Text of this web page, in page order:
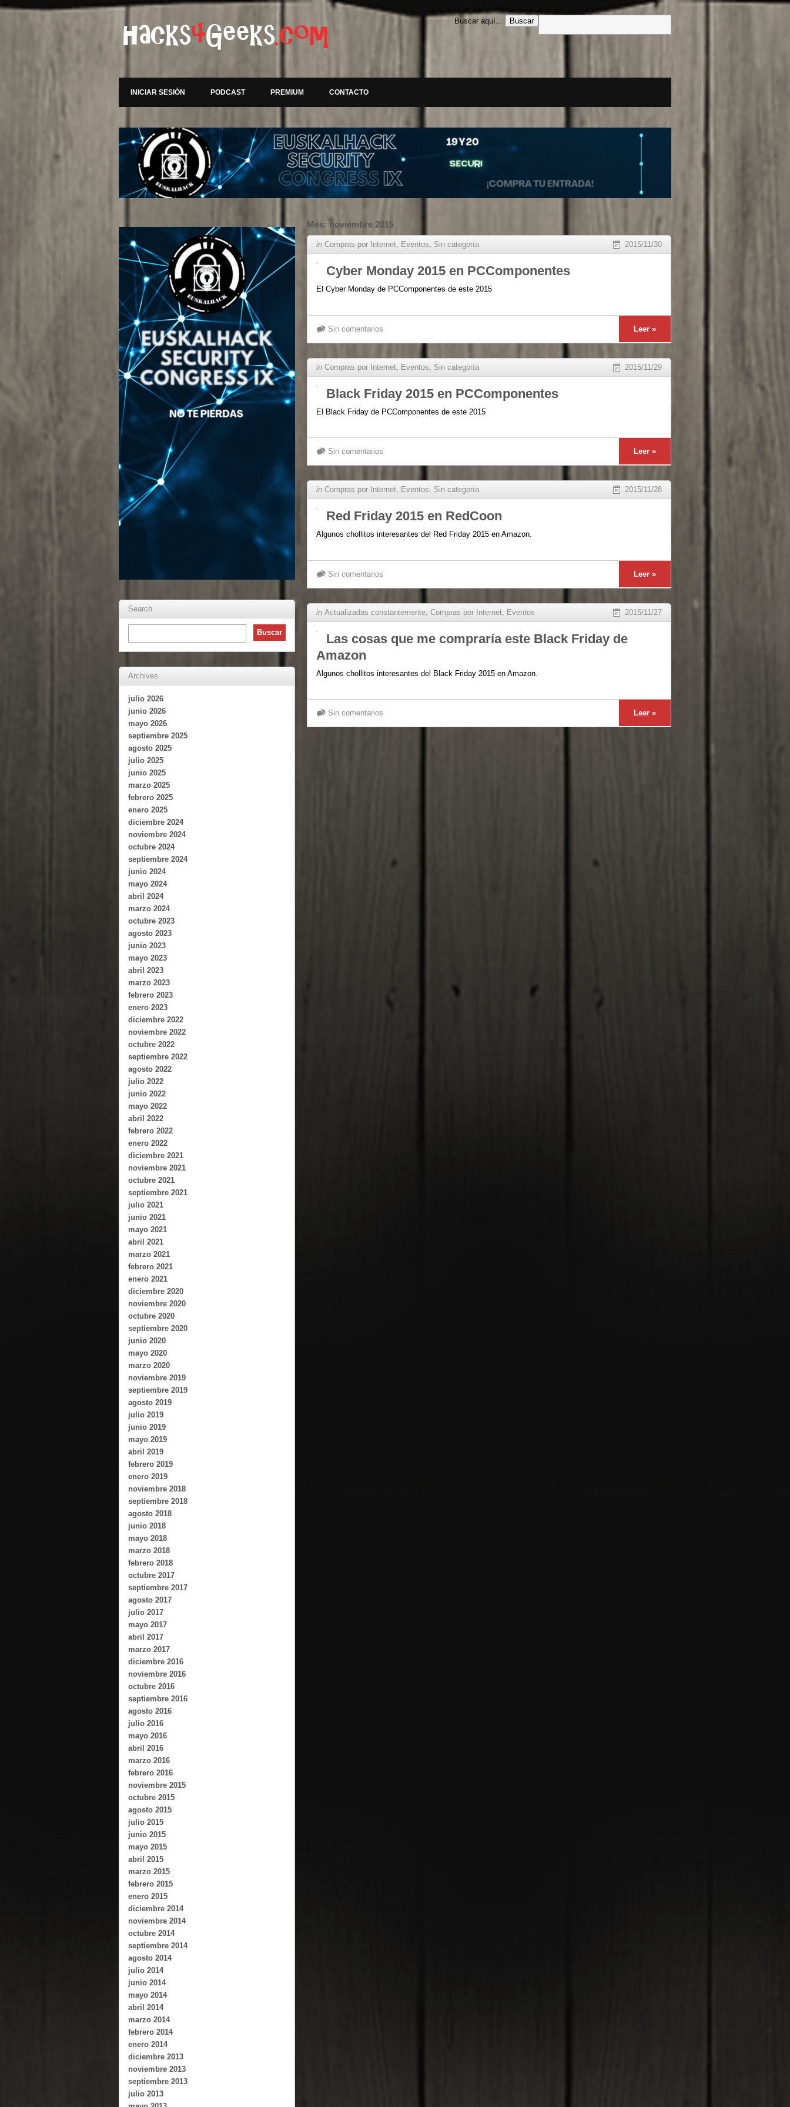
Buscar aquí...
INICIAR SESIÓN PODCAST PREMIUM CONTACTO
Mes:noviembre 2015
in Compras por Internet, Eventos, Sin categoría 2015/11/30
Cyber Monday 2015 en PCComponentes
El Cyber Monday de PCComponentes de este 2015
Sin comentarios Leer »
in Compras por Internet Eventos Sin categoría 2015/11/29
Black Friday 2015 en PCComponentes
El Black Friday de PCComponentes de este 2015
Sin comentarios Leer »
in Compras por Internet, Eventos, Sin categoría 2015/11/28
Red Friday 2015 en RedCoon
Algunos chollitos interesantes del Red Friday 2015 en Amazon.
Sin comentarios Leer »
in Actualizadas constantemente Compras por Internet Eventos 2015/11/27
Las cosas que me compraría este Black Friday de
Amazon
Algunos chollitos interesantes del Black Friday 2015 en Amazon.
Sin comentarios Leer »
Search
Archives
julio 2026
junio 2026
mayo 2026
septiembre 2025
agosto 2025
julio 2025
junio 2025
marzo 2025
febrero 2025
enero 2025
diciembre 2024
noviembre 2024
octubre 2024
septiembre 2024
junio 2024
mayo 2024
abril 2024
marzo 2024
octubre 2023
agosto 2023
junio 2023
mayo 2023
abril 2023
marzo 2023
febrero 2023
enero 2023
diciembre 2022
noviembre 2022
octubre 2022
septiembre 2022
agosto 2022
julio 2022
junio 2022
mayo 2022
abril 2022
febrero 2022
enero 2022
diciembre 2021
noviembre 2021
octubre 2021
septiembre 2021
julio 2021
junio 2021
mayo 2021
abril 2021
marzo 2021
febrero 2021
enero 2021
diciembre 2020
noviembre 2020
octubre 2020
septiembre 2020
junio 2020
mayo 2020
marzo 2020
noviembre 2019
septiembre 2019
agosto 2019
julio 2019
junio 2019
mayo 2019
abril 2019
febrero 2019
enero 2019
noviembre 2018
septiembre 2018
agosto 2018
junio 2018
mayo 2018
marzo 2018
febrero 2018
octubre 2017
septiembre 2017
agosto 2017
julio 2017
mayo 2017
abril 2017
marzo 2017
diciembre 2016
noviembre 2016
octubre 2016
septiembre 2016
agosto 2016
julio 2016
mayo 2016
abril 2016
marzo 2016
febrero 2016
noviembre 2015
octubre 2015
agosto 2015
julio 2015
junio 2015
mayo 2015
abril 2015
marzo 2015
febrero 2015
enero 2015
diciembre 2014
noviembre 2014
octubre 2014
septiembre 2014
agosto 2014
julio 2014
junio 2014
mayo 2014
abril 2014
marzo 2014
febrero 2014
enero 2014
diciembre 2013
noviembre 2013
septiembre 2013
julio 2013